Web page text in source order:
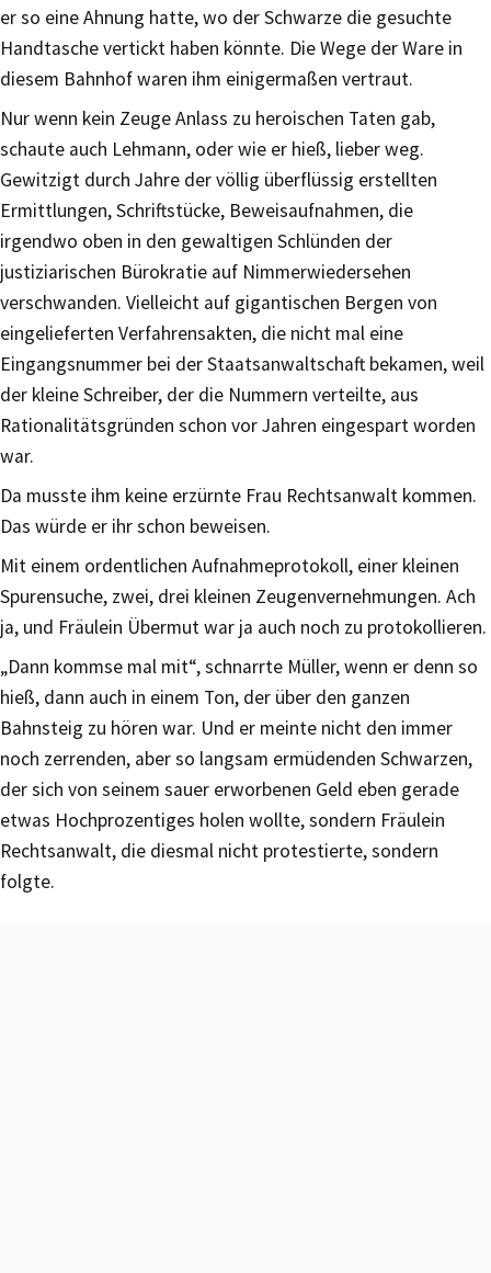
er so eine Ahnung hatte, wo der Schwarze die gesuchte
Handtasche vertickt haben könnte. Die Wege der Ware in
diesem Bahnhof waren ihm einigermaßen vertraut.
Nur wenn kein Zeuge Anlass zu heroischen Taten gab,
schaute auch Lehmann, oder wie er hieß, lieber weg.
Gewitzigt durch Jahre der völlig überflüssig erstellten
Ermittlungen, Schriftstücke, Beweisaufnahmen, die
irgendwo oben in den gewaltigen Schlünden der
justiziarischen Bürokratie auf Nimmerwiedersehen
verschwanden. Vielleicht auf gigantischen Bergen von
eingelieferten Verfahrensakten, die nicht mal eine
Eingangsnummer bei der Staatsanwaltschaft bekamen, weil
der kleine Schreiber, der die Nummern verteilte, aus
Rationalitätsgründen schon vor Jahren eingespart worden
war.
Da musste ihm keine erzürnte Frau Rechtsanwalt kommen.
Das würde er ihr schon beweisen.
Mit einem ordentlichen Aufnahmeprotokoll, einer kleinen
Spurensuche, zwei, drei kleinen Zeugenvernehmungen. Ach
ja, und Fräulein Übermut war ja auch noch zu protokollieren.
„Dann kommse mal mit“, schnarrte Müller, wenn er denn so
hieß, dann auch in einem Ton, der über den ganzen
Bahnsteig zu hören war. Und er meinte nicht den immer
noch zerrenden, aber so langsam ermüdenden Schwarzen,
der sich von seinem sauer erworbenen Geld eben gerade
etwas Hochprozentiges holen wollte, sondern Fräulein
Rechtsanwalt, die diesmal nicht protestierte, sondern
folgte.